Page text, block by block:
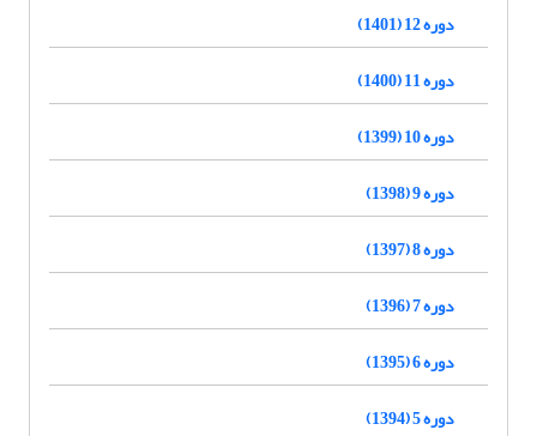
دوره 12 (1401)
دوره 11 (1400)
دوره 10 (1399)
دوره 9 (1398)
دوره 8 (1397)
دوره 7 (1396)
دوره 6 (1395)
دوره 5 (1394)